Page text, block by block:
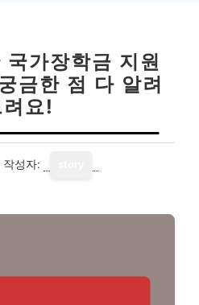
국가장학금 지원
금한 점 다 알려
요!
작성자: